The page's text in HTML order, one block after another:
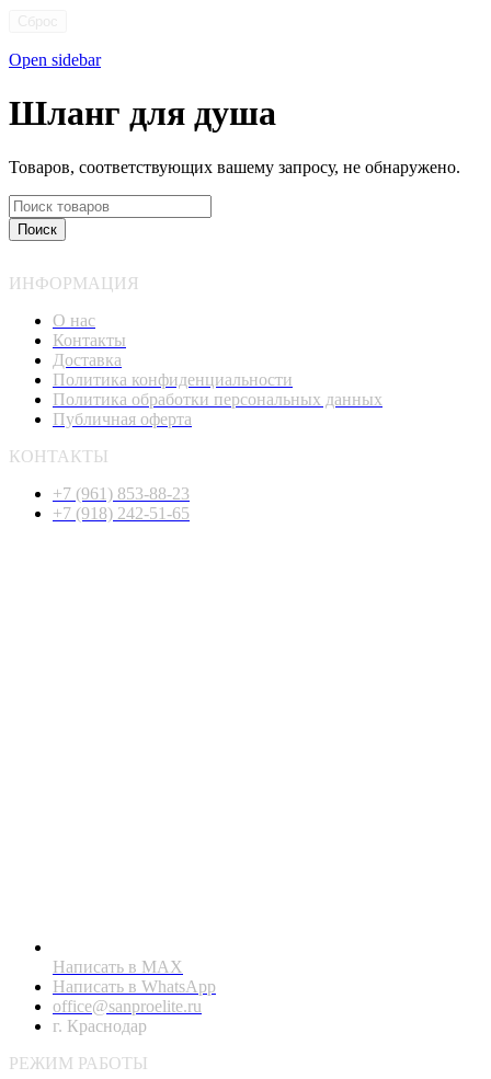
Open sidebar
Шланг для душа
Товаров, соответствующих вашему запросу, не обнаружено.
Поиск
ИНФОРМАЦИЯ
О нас
Контакты
Доставка
Политика конфиденциальности
Политика обработки персональных данных
Публичная оферта
КОНТАКТЫ
+7 (961) 853-88-23
+7 (918) 242-51-65
Написать в MAX
Написать в WhatsApp
office@sanproelite.ru
г. Краснодар
РЕЖИМ РАБОТЫ